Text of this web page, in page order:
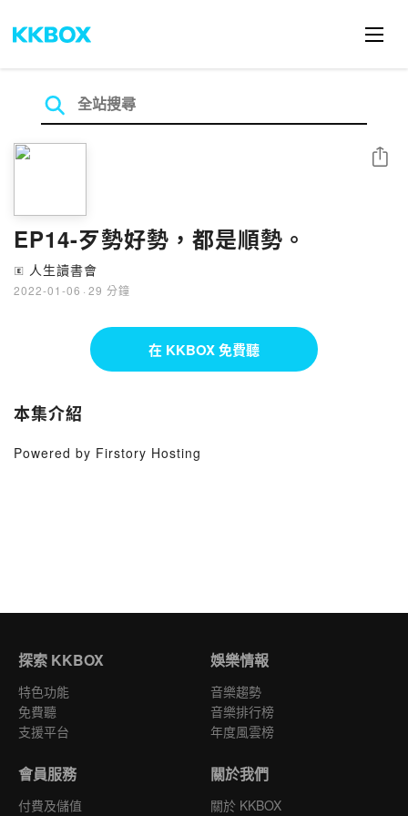
EP14-歹勢好勢，都是順勢。
🄴 人生讀書會
2022-01-06 · 29 分鐘
分享
在 KKBOX 免費聽
本集介紹
Powered by Firstory Hosting
探索 KKBOX
特色功能
免費聽
支援平台
娛樂情報
音樂趨勢
音樂排行榜
年度風雲榜
會員服務
付費及儲值
關於我們
關於 KKBOX